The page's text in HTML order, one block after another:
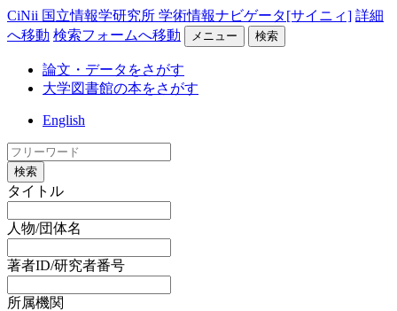
CiNii 国立情報学研究所 学術情報ナビゲータ[サイニィ] 詳細
へ移動 検索フォームへ移動 メニュー 検索
論文・データをさがす
大学図書館の本をさがす
English
検索
タイトル
人物/団体名
著者ID/研究者番号
所属機関